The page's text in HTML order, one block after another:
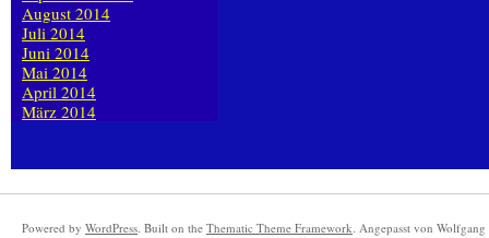
August 2014
Juli 2014
Juni 2014
Mai 2014
April 2014
März 2014
Powered by WordPress. Built on the Thematic Theme Framework. Angepasst von